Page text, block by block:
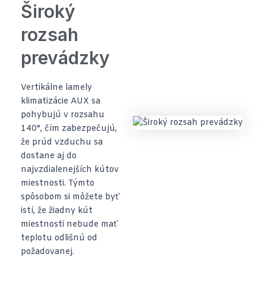
Široký
rozsah
prevádzky
Vertikálne lamely
klimatizácie AUX sa
pohybujú v rozsahu
140°, čím zabezpečujú,
že prúd vzduchu sa
dostane aj do
najvzdialenejších kútov
miestnosti. Týmto
spôsobom si môžete byť
istí, že žiadny kút
miestnosti nebude mať
teplotu odlišnú od
požadovanej.